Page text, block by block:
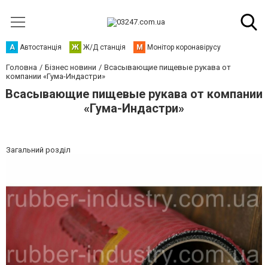
А Автостанція Ж Ж/Д станція М Монітор коронавірусу
Головна Бізнес новини
Всасывающие пищевые рукава от
компании «Гума-Индастри»
Всасывающие пищевые рукава от компании
«Гума-Индастри»
Загальний розділ